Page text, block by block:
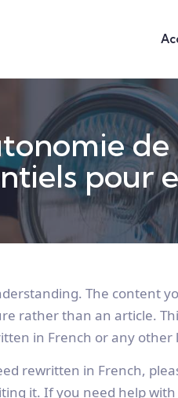
pour
The content
rather than an article.
in French or any other
rewritten in French,
it. If you need help